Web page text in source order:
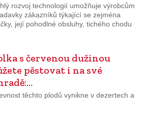
rozvoj technologií umožňuje výrobcům
zákazníků týkající se zejména
její pohodlné obsluhy, tichého chodu
s červenou dužinou
pěstovat i na své
těchto plodů vynikne v dezertech a